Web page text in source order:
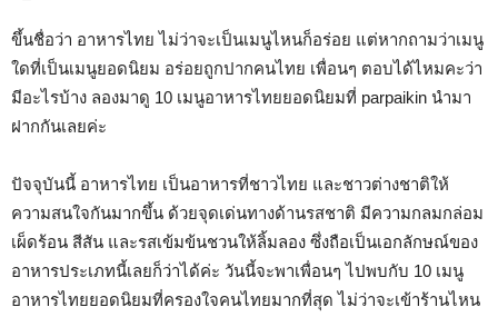
ขึ้นชื่อว่า อาหารไทย ไม่ว่าจะเป็นเมนูไหนก็อร่อย แต่หากถามว่าเมนู
ใดที่เป็นเมนูยอดนิยม อร่อยถูกปากคนไทย เพื่อนๆ ตอบได้ไหมคะว่า
มีอะไรบ้าง ลองมาดู 10 เมนูอาหารไทยยอดนิยมที่ parpaikin นำมา
ฝากกันเลยค่ะ
ปัจจุบันนี้ อาหารไทย เป็นอาหารที่ชาวไทย และชาวต่างชาติให้
ความสนใจกันมากขึ้น ด้วยจุดเด่นทางด้านรสชาติ มีความกลมกล่อม
เผ็ดร้อน สีสัน และรสเข้มข้นชวนให้ลิ้มลอง ซึ่งถือเป็นเอกลักษณ์ของ
อาหารประเภทนี้เลยก็ว่าได้ค่ะ วันนี้จะพาเพื่อนๆ ไปพบกับ 10 เมนู
อาหารไทยยอดนิยมที่ครองใจคนไทยมากที่สุด ไม่ว่าจะเข้าร้านไหน